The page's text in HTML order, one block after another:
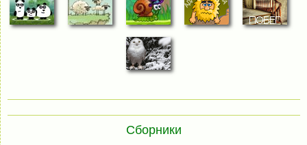
Сборники